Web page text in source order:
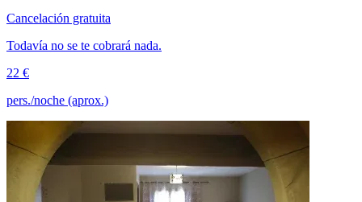
Cancelación gratuita
Todavía no se te cobrará nada.
22 €
pers./noche (aprox.)